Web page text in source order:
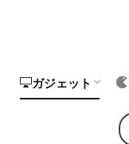
ガジェット
オーディオ・イヤ